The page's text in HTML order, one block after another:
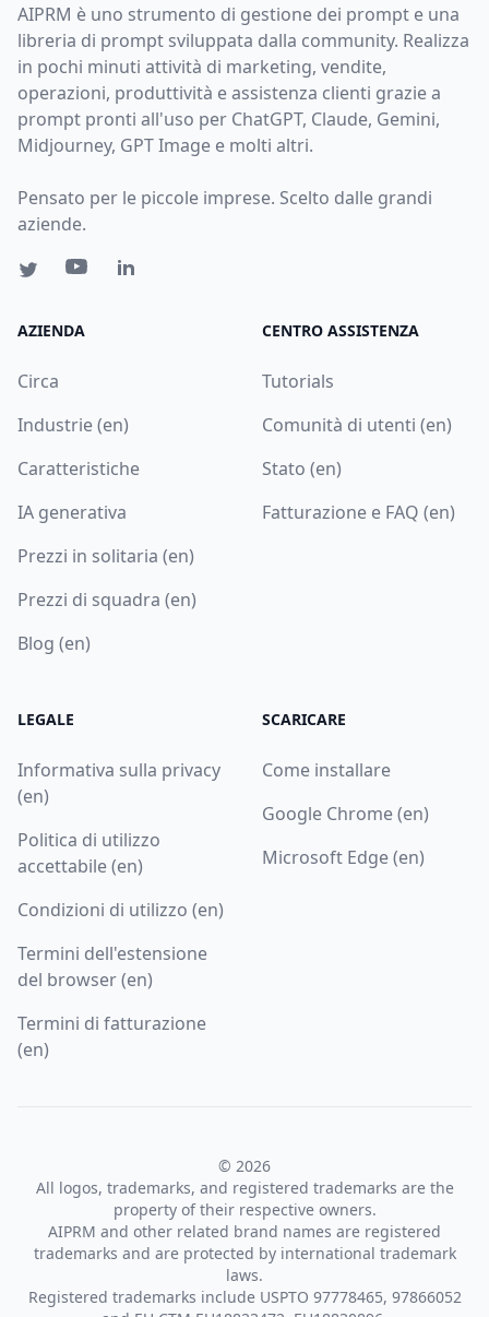
AIPRM è uno strumento di gestione dei prompt e una
libreria di prompt sviluppata dalla community. Realizza
in pochi minuti attività di marketing, vendite,
operazioni, produttività e assistenza clienti grazie a
prompt pronti all'uso per ChatGPT, Claude, Gemini,
Midjourney, GPT Image e molti altri.
Pensato per le piccole imprese. Scelto dalle grandi
aziende.
AZIENDA
Circa
Industrie (en)
Caratteristiche
IA generativa
Prezzi in solitaria (en)
Prezzi di squadra (en)
Blog (en)
CENTRO ASSISTENZA
Tutorials
Comunità di utenti (en)
Stato (en)
Fatturazione e FAQ (en)
LEGALE
Informativa sulla privacy
(en)
Politica di utilizzo
accettabile (en)
Condizioni di utilizzo (en)
Termini dell'estensione
del browser (en)
Termini di fatturazione
(en)
SCARICARE
Come installare
Google Chrome (en)
Microsoft Edge (en)
© 2026
All logos, trademarks, and registered trademarks are the
property of their respective owners.
AIPRM and other related brand names are registered
trademarks and are protected by international trademark
laws.
Registered trademarks include USPTO 97778465, 97866052